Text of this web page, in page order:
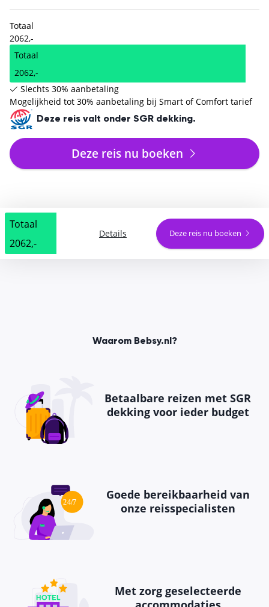
Totaal
2062,-
Totaal
2062,-
Slechts 30% aanbetaling
Mogelijkheid tot 30% aanbetaling bij Smart of Comfort tarief
Deze reis valt onder SGR dekking.
Deze reis nu boeken
Totaal
2062,-
Details Deze reis nu boeken
Waarom Bebsy.nl?
Betaalbare reizen met SGR
dekking voor ieder budget
Goede bereikbaarheid van
onze reisspecialisten
Met zorg geselecteerde